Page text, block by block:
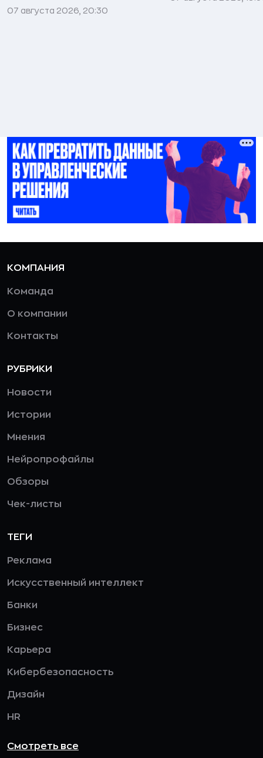
07 августа 2026, 20:30
КОМПАНИЯ
Команда
О компании
Контакты
РУБРИКИ
Новости
Истории
Мнения
Нейропрофайлы
Обзоры
Чек-листы
ТЕГИ
Реклама
Искусственный интеллект
Банки
Бизнес
Карьера
Кибербезопасность
Дизайн
HR
Смотреть все